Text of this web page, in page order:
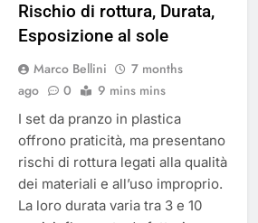
Rischio di rottura, Durata,
Esposizione al sole
Marco Bellini
7 months
ago
0 9 mins mins
I set da pranzo in plastica
offrono praticità, ma presentano
rischi di rottura legati alla qualità
dei materiali e all’uso improprio.
La loro durata varia tra 3 e 10